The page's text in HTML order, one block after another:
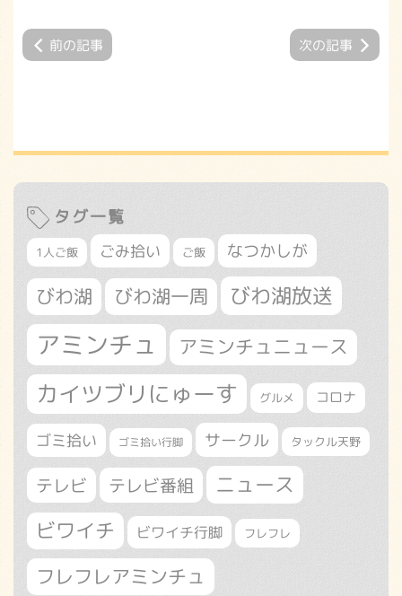
前の記事 次の記事
タグ一覧
1人ご飯 ごみ拾い ご飯 なつかしが
びわ湖 びわ湖一周 びわ湖放送
アミンチュ アミンチュニュース
カイツブリにゅーす グルメ コロナ
ゴミ拾い ゴミ拾い行脚 サークル タックル天野
テレビ テレビ番組 ニュース
ビワイチ ビワイチ行脚 フレフレ
フレフレアミンチュ